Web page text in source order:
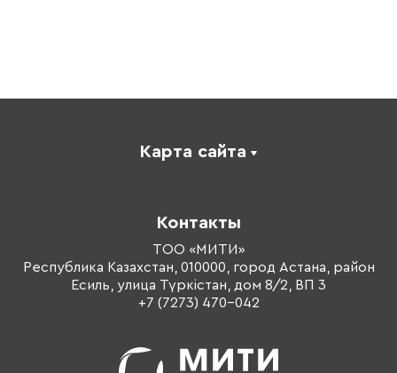
Карта сайта
Оплата обучения
Тренеры
О компании
Контакты
Контакты
ТОО «МИТИ»
Республика Казахстан, 010000, город Астана, район
Есиль, улица Түркістан, дом 8/2, ВП 3
+7 (7273) 470-042